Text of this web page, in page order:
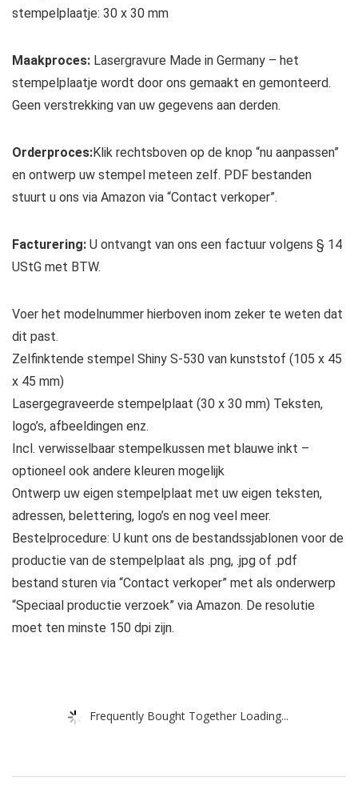
stempelplaatje: 30 x 30 mm
Maakproces: Lasergravure Made in Germany – het
stempelplaatje wordt door ons gemaakt en gemonteerd.
Geen verstrekking van uw gegevens aan derden.
Orderproces:Klik rechtsboven op de knop “nu aanpassen”
en ontwerp uw stempel meteen zelf. PDF bestanden
stuurt u ons via Amazon via “Contact verkoper”.
Facturering: U ontvangt van ons een factuur volgens § 14
UStG met BTW.
Voer het modelnummer hierboven inom zeker te weten dat
dit past.
Zelfinktende stempel Shiny S-530 van kunststof (105 x 45
x 45 mm)
Lasergegraveerde stempelplaat (30 x 30 mm) Teksten,
logo’s, afbeeldingen enz.
Incl. verwisselbaar stempelkussen met blauwe inkt –
optioneel ook andere kleuren mogelijk
Ontwerp uw eigen stempelplaat met uw eigen teksten,
adressen, belettering, logo’s en nog veel meer.
Bestelprocedure: U kunt ons de bestandssjablonen voor de
productie van de stempelplaat als .png, .jpg of .pdf
bestand sturen via “Contact verkoper” met als onderwerp
“Speciaal productie verzoek” via Amazon. De resolutie
moet ten minste 150 dpi zijn.
Frequently Bought Together Loading...